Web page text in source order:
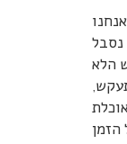
נסבל
הלא